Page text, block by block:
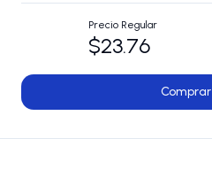
Precio Regular
$23.76
Comprar